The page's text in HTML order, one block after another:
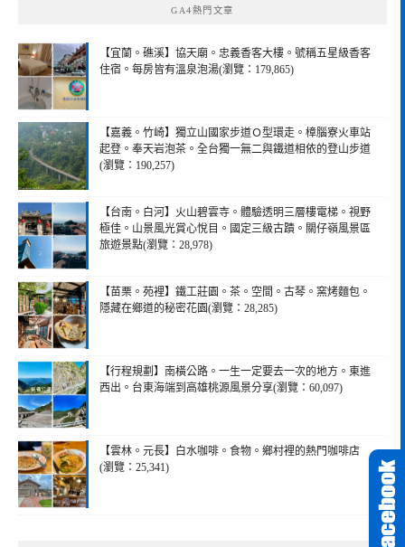
GA4熱門文章
【宜蘭。礁溪】協天廟。忠義香客大樓。號稱五星級香客
住宿。每房皆有溫泉泡湯(瀏覽：179,865)
【嘉義。竹崎】獨立山國家步道Ｏ型環走。樟腦寮火車站
起登。奉天岩泡茶。全台獨一無二與鐵道相依的登山步道
(瀏覽：190,257)
【台南。白河】火山碧雲寺。體驗透明三層樓電梯。視野
極佳。山景風光賞心悅目。國定三級古蹟。關仔嶺風景區
旅遊景點(瀏覽：28,978)
【苗栗。苑裡】鐵工莊園。茶。空間。古琴。窯烤麵包。
隱藏在鄉道的秘密花園(瀏覽：28,285)
【行程規劃】南橫公路。一生一定要去一次的地方。東進
西出。台東海端到高雄桃源風景分享(瀏覽：60,097)
【雲林。元長】白水咖啡。食物。鄉村裡的熱門咖啡店
(瀏覽：25,341)